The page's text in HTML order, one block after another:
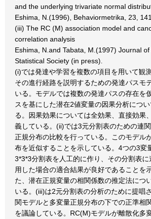
and the underlying trivariate normal
Eshima, N.(1996), Behaviormetrika, 23,
(iii) The RC (M) association model and
correlation analysis
Eshima, N.and Tabata, M.(1997) Journal
Statistical Society (in press).
(i)では発達や学習を複数の項目を用いて観
その進行経路を説明するための発達パスモ
いる。モデルでは複数の発達パスの存在を
スを基にした潜在2値変量の因果分析につ
る。因果効果については全効果、直接効果
義している。(ii)では3元分割表のための連
正規分布の比較を行っている。このモデル
布を近似することを示している。4つの3変
3*3*3分割表を人工的に作り、その分割表に
用した場合の適合結果が良好であることを
た、潜在正規変量の相関係数の推定法につ
いる。(iii)は2元分割表の分析のために提唱
関モデルと多変量正規分布の下での正準相
を議論している。RC(M)モデルが離散化多